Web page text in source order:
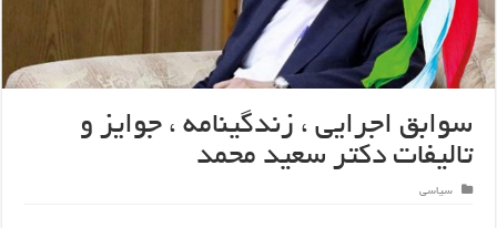
سوابق اجرایی ، زندگینامه ، جوایز و
تالیفات دکتر سعید محمد
سیاسی